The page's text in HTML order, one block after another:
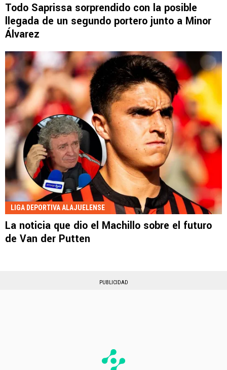
Todo Saprissa sorprendido con la posible
llegada de un segundo portero junto a Minor
Álvarez
LIGA DEPORTIVA ALAJUELENSE
La noticia que dio el Machillo sobre el futuro
de Van der Putten
PUBLICIDAD